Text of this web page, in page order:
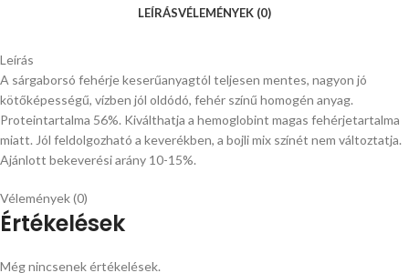
LEÍRÁSVÉLEMÉNYEK (0)
Leírás
A sárgaborsó fehérje keserűanyagtól teljesen mentes, nagyon jó
kötőképességű, vízben jól oldódó, fehér színű homogén anyag.
Proteintartalma 56%. Kiválthatja a hemoglobint magas fehérjetartalma
miatt. Jól feldolgozható a keverékben, a bojli mix színét nem változtatja.
Ajánlott bekeverési arány 10-15%.
Vélemények (0)
Értékelések
Még nincsenek értékelések.